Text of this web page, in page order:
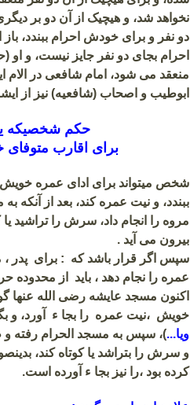
نخواهد شد، و هیچیک از آن دو بر
دو نفر و برای خودش احرام ببندد،
احرام بجای دو نفر جایز نیست، و او
منعقد می شود، امام شافعی در الام
ابوطیب و اصحاب (شافعیه) نیز از ایشان
حکم شخصیکه
برای اقارب
شخص میتواند برای ادای عمره خویش
ببندد، و نیت عمره کند، بعد از
مروه را انجام داد، سرش را تراشید یا
بیرون می آید .
سپس اگر قرار باشد که : برای پدر
عمره را نجام دهد ، باید از محدوده
اکنون مسجد عایشه رضی الله عنها
خویش ،نیت عمره را بجا ء آورد، و
ویا...)، سپس به مسجد الحرام رفته و
و سرش را بتراشد یا کوتاه کند،
کرده بود ،را نیز بجا ء آورده است.